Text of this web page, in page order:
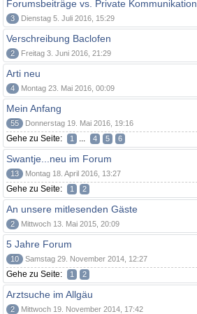
Forumsbeiträge vs. Private Kommunikation
3 Dienstag 5. Juli 2016, 15:29
Verschreibung Baclofen
2 Freitag 3. Juni 2016, 21:29
Arti neu
4 Montag 23. Mai 2016, 00:09
Mein Anfang
55 Donnerstag 19. Mai 2016, 19:16
Gehe zu Seite: 1 ... 4 5 6
Swantje...neu im Forum
13 Montag 18. April 2016, 13:27
Gehe zu Seite: 1 2
An unsere mitlesenden Gäste
2 Mittwoch 13. Mai 2015, 20:09
5 Jahre Forum
10 Samstag 29. November 2014, 12:27
Gehe zu Seite: 1 2
Arztsuche im Allgäu
2 Mittwoch 19. November 2014, 17:42